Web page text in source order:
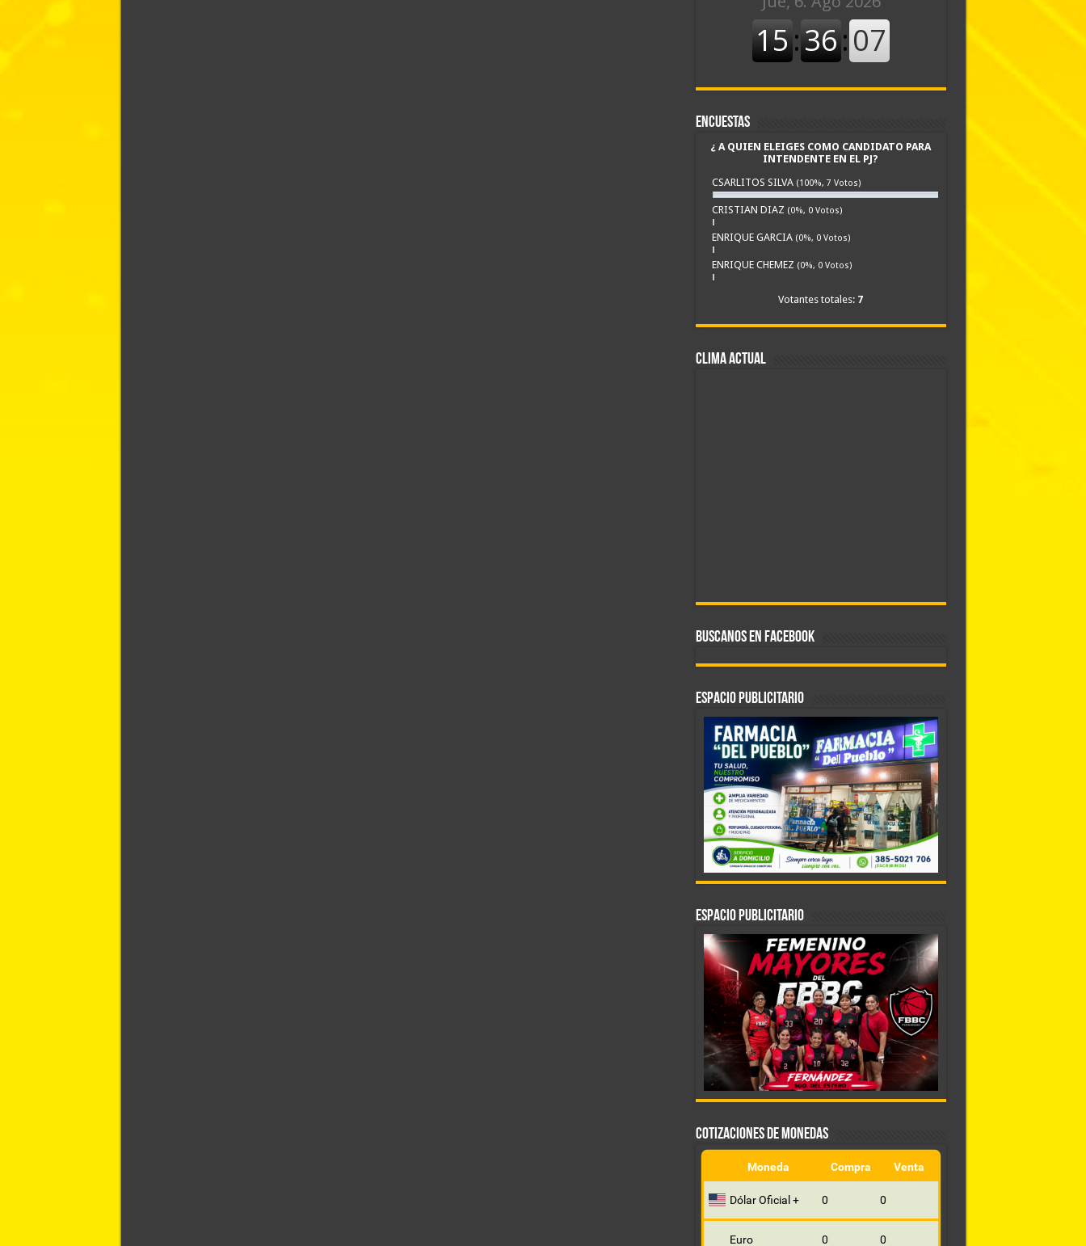
Encuestas
¿ A QUIEN ELEIGES COMO CANDIDATO PARA
INTENDENTE EN EL PJ?
CSARLITOS SILVA (100%, 7 Votos)
CRISTIAN DIAZ (0%, 0 Votos)
ENRIQUE GARCIA (0%, 0 Votos)
ENRIQUE CHEMEZ (0%, 0 Votos)
Votantes totales: 7
CLIMA ACTUAL
BUSCANOS EN FACEBOOK
ESPACIO PUBLICITARIO
ESPACIO PUBLICITARIO
COTIZACIONES DE MONEDAS
Moneda Compra Venta
Dólar Oficial + 0 0
Euro 0 0